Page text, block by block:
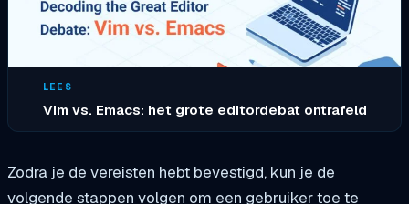
LEES
Vim vs. Emacs: het grote editordebat ontrafeld
Zodra je de vereisten hebt bevestigd, kun je de
volgende stappen volgen om een gebruiker toe te